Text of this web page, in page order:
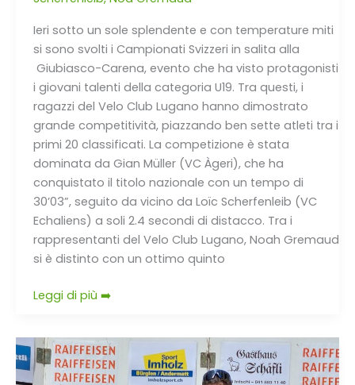
Ieri sotto un sole splendente e con temperature miti
si sono svolti i Campionati Svizzeri in salita alla
Giubiasco-Carena, evento che ha visto protagonisti
i giovani talenti della categoria U19. Tra questi, i
ragazzi del Velo Club Lugano hanno dimostrato
grande competitività, piazzando ben sette atleti tra i
primi 20 classificati. La competizione è stata
dominata da Gian Müller (VC Àgeri), che ha
conquistato il titolo nazionale con un tempo di
30’03”, seguito da vicino da Loïc Scherfenleib (VC
Echaliens) a soli 2.4 secondi di distacco. Tra i
rappresentanti del Velo Club Lugano, Noah Gremaud
si è distinto con un ottimo quinto
Leggi di più ➡️
Velo
Club